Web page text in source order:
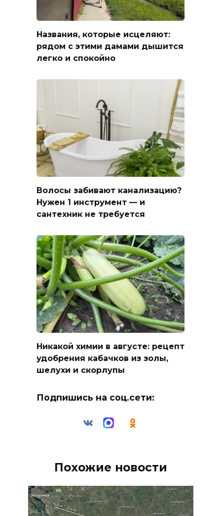
Названия, которые исцеляют:
рядом с этими дамами дышится
легко и спокойно
Волосы забивают канализацию?
Нужен 1 инструмент — и
сантехник не требуется
Никакой химии в августе: рецепт
удобрения кабачков из золы,
шелухи и скорлупы
Подпишись на соц.сети:
Похожие новости